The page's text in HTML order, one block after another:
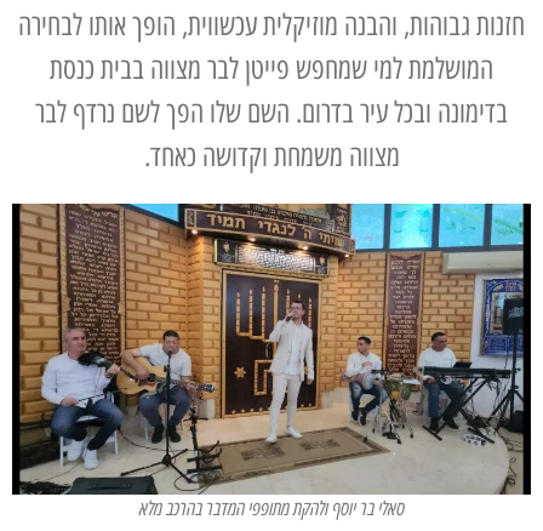
חזנות גבוהות, והבנה מוזיקלית עכשווית, הופך אותו לבחירה
המושלמת למי שמחפש פייטן לבר מצווה בבית כנסת
בדימונה ובכל עיר בדרום. השם שלו הפך לשם נרדף לבר
מצווה משמחת וקדושה כאחד.
סאלי בר יוסף ולהקת מתופפי המדבר בהרכב מלא